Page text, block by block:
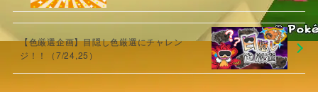
【色厳選企画】目隠し色厳選にチャレン
ジ！！（7/24,25）